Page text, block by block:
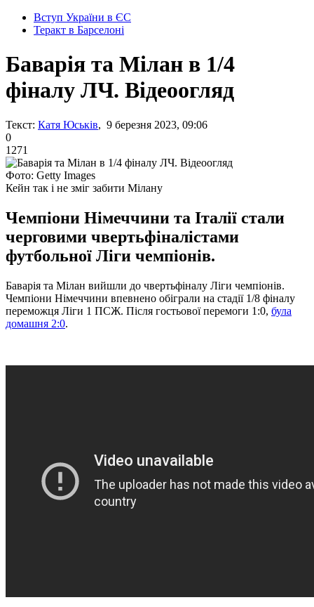
Вступ України в ЄС
Теракт в Барселоні
Баварія та Мілан в 1/4
фіналу ЛЧ. Відеоогляд
Текст: Катя Юськів, 9 березня 2023, 09:06
0
1271
Фото: Getty Images
Кейн так і не зміг забити Мілану
Чемпіони Німеччини та Італії стали
черговими чвертьфіналістами
футбольної Ліги чемпіонів.
Баварія та Мілан вийшли до чвертьфіналу Ліги чемпіонів.
Чемпіони Німеччини впевнено обіграли на стадії 1/8 фіналу
переможця Ліги 1 ПСЖ. Після гостьової перемоги 1:0, була
домашня 2:0.